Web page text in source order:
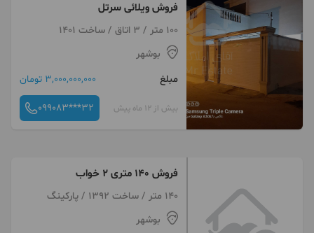
فروش ویلائی سرتل
100 متر / 3 اتاق / ساخت 1401
بوشهر
مبلغ
3,000,000,000 تومان
بیش از 12 ماه پیش 099083***32
فروش 140 متری 2 خواب
140 متر / ساخت 1392 / پارکینگ
بوشهر